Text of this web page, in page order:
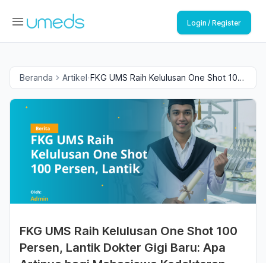
Login / Register
Beranda Artikel FKG UMS Raih Kelulusan One Shot 100
Persen, Lantik Dokter Gigi Baru: Apa
Artinya bagi Mahasiswa Kedokteran
FKG UMS Raih Kelulusan One Shot 100
Persen, Lantik Dokter Gigi Baru: Apa